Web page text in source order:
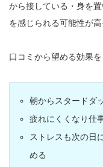
から接している・身を
を感じられる可能性が高
口コミから望める効果を
朝からスタードダ
疲れにくくなり仕
ストレスも次の日
める